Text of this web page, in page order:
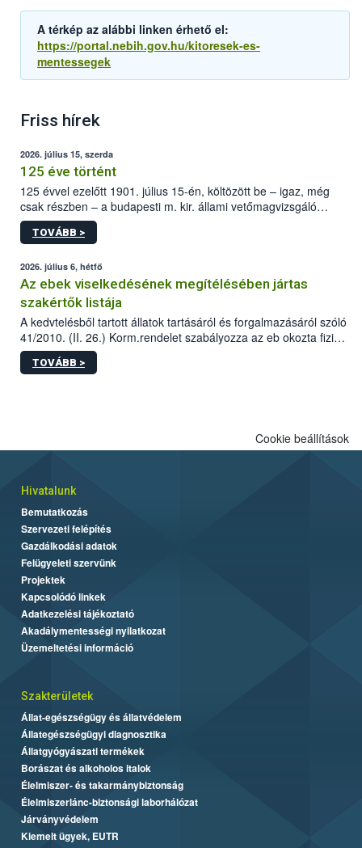
A térkép az alábbi linken érhető el:
https://portal.nebih.gov.hu/kitoresek-es-
mentessegek
Friss hírek
2026. július 15, szerda
125 éve történt
125 évvel ezelőtt 1901. július 15-én, költözött be – igaz, még
csak részben – a budapesti m. kir. állami vetőmagvizsgáló
állomás a Kis Rókus utca 15. szám alatti, Czigler Győző által
tervezett új épületébe.
TOVÁBB >
2026. július 6, hétfő
Az ebek viselkedésének megítélésében jártas
szakértők listája
A kedvtelésből tartott állatok tartásáról és forgalmazásáról szóló
41/2010. (II. 26.) Korm.rendelet szabályozza az eb okozta fizikai
sérülés, illetve ennek veszélye keletkezésekor felmerülő
hatósági feladatokat, valamint a veszélyes eb tartását és annak
TOVÁBB >
Cookie beállítások
Hivatalunk
Bemutatkozás
Szervezeti felépítés
Gazdálkodási adatok
Felügyeleti szervünk
Projektek
Kapcsolódó linkek
Adatkezelési tájékoztató
Akadálymentességi nyilatkozat
Üzemeltetési információ
Szakterületek
Állat-egészségügy és állatvédelem
Állategészségügyi diagnosztika
Állatgyógyászati termékek
Borászat és alkoholos italok
Élelmiszer- és takarmánybiztonság
Élelmiszerlánc-biztonsági laborhálózat
Járványvédelem
Kiemelt ügyek, EUTR